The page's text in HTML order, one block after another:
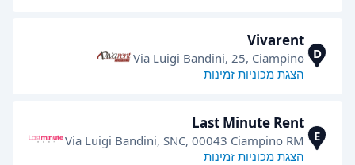
D
Vivarent
Via Luigi Bandini, 25, Ciampino
הצגת מכוניות זמינות
E
Last Minute Rent
Via Luigi Bandini, SNC, 00043 Ciampino RM
הצגת מכוניות זמינות